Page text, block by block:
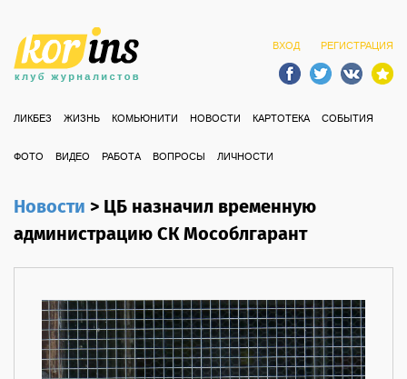
ВХОД РЕГИСТРАЦИЯ
ЛИКБЕЗ ЖИЗНЬ КОМЬЮНИТИ НОВОСТИ КАРТОТЕКА СОБЫТИЯ
ФОТО ВИДЕО РАБОТА ВОПРОСЫ ЛИЧНОСТИ
Новости>ЦБ назначил временную
администрацию СК Мособлгарант